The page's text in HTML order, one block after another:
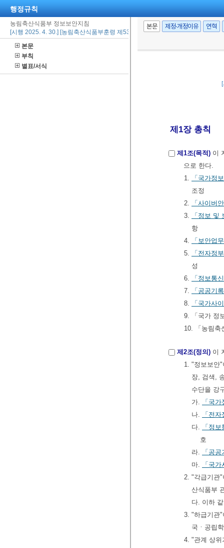
행정규칙
농림축산식품부 정보보안지침
[시행 2025. 4. 30.] [농림축산식품부훈령 제539호, 2025. 4. 30., 일부개정]
본문
부칙
별표/서식
본문 제정·개정이유 연혁
제1장 총칙
제1조(목적) 이
으로 한다.
1.
「국가정
조정
2.
「사이버
3.
「정보 및
항
4.
「보안업
5.
「전자정
성
6.
「정보통
7.
「공공기
8.
「국가사
9. 「국가 정
10. 「농림축
제2조(정의) 이
1. "정보보안
장, 검색,
수단을 강
가.
「국
나.
「전
다.
「정
호
라.
「공
마.
「국
2. "각급기관
산식품부
다. 이하
3. "하급기관
국ㆍ공립
4. "관계 상위